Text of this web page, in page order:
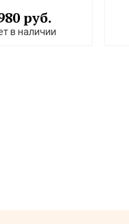
руб.
в наличии